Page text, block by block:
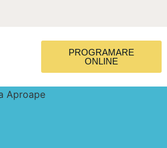
PROGRAMARE
ONLINE